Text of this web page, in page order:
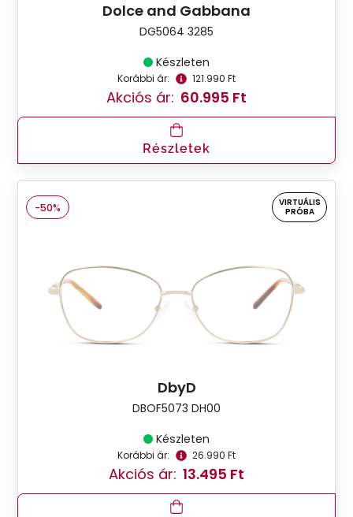
Dolce and Gabbana
DG5064 3285
Készleten
Korábbi ár: 121.990 Ft
Akciós ár: 60.995 Ft
Részletek
-50%
VIRTUÁLIS
PRÓBA
DbyD
DBOF5073 DH00
Készleten
Korábbi ár: 26.990 Ft
Akciós ár: 13.495 Ft